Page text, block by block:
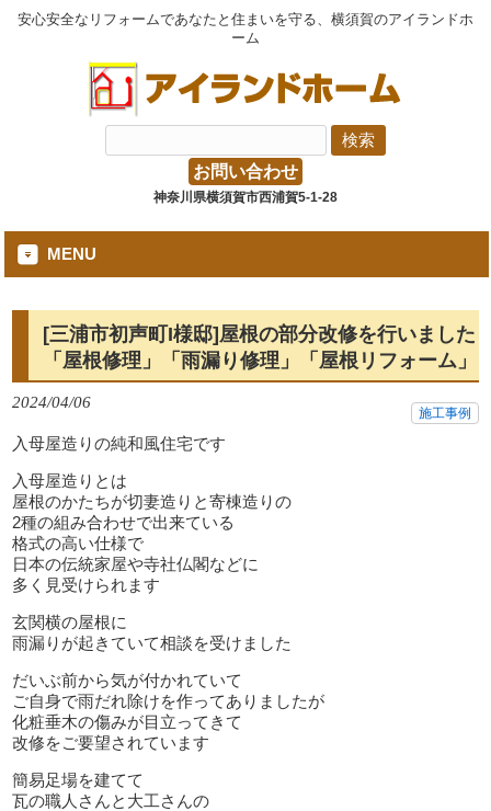
安心安全なリフォームであなたと住まいを守る、横須賀のアイランドホ
ーム
お問い合わせ
神奈川県横須賀市西浦賀5-1-28
MENU
[三浦市初声町I様邸]屋根の部分改修を行いました
「屋根修理」「雨漏り修理」「屋根リフォーム」
2024/04/06
施工事例
入母屋造りの純和風住宅です
入母屋造りとは
屋根のかたちが切妻造りと寄棟造りの
2種の組み合わせで出来ている
格式の高い仕様で
日本の伝統家屋や寺社仏閣などに
多く見受けられます
玄関横の屋根に
雨漏りが起きていて相談を受けました
だいぶ前から気が付かれていて
ご自身で雨だれ除けを作ってありましたが
化粧垂木の傷みが目立ってきて
改修をご要望されています
簡易足場を建てて
瓦の職人さんと大工さんの